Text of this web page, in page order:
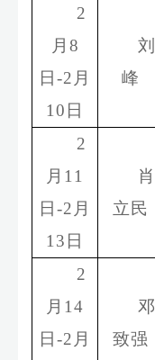
2
月 8
日 -2 月
10 日
刘
峰
2
月 11
日 -2 月
13 日
肖
立民
2
月 14
日 -2 月
邓
致强